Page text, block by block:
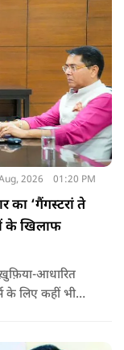
2026 01:20 PM
का ‘गैंगस्टरां ते
के खिलाफ
ख़ुफ़िया-आधारित
के लिए कहीं भी